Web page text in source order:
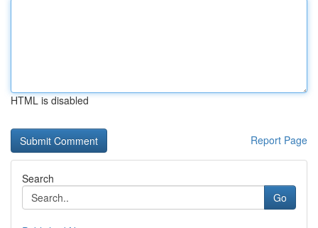
HTML is disabled
Report Page
Search
Go